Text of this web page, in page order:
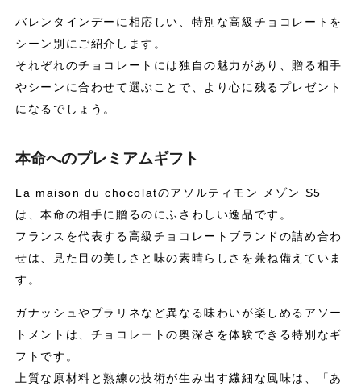
バレンタインデーに相応しい、特別な高級チョコレートを
シーン別にご紹介します。
それぞれのチョコレートには独自の魅力があり、贈る相手
やシーンに合わせて選ぶことで、より心に残るプレゼント
になるでしょう。
本命へのプレミアムギフト
La maison du chocolatのアソルティモン メゾン S5
は、本命の相手に贈るのにふさわしい逸品です。
フランスを代表する高級チョコレートブランドの詰め合わ
せは、見た目の美しさと味の素晴らしさを兼ね備えていま
す。
ガナッシュやプラリネなど異なる味わいが楽しめるアソー
トメントは、チョコレートの奥深さを体験できる特別なギ
フトです。
上質な原材料と熟練の技術が生み出す繊細な風味は、「あ